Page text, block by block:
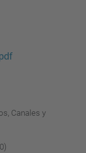
Canales y